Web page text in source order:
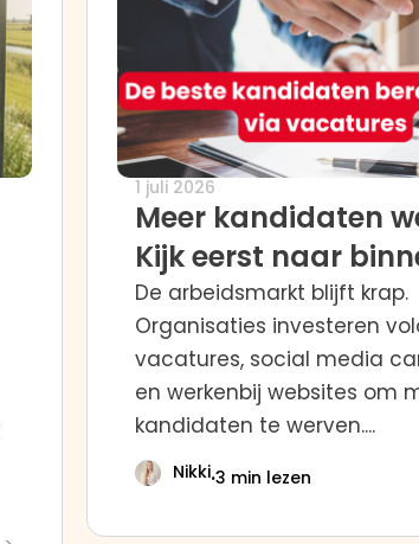
1 juli 2026
Meer kandidaten
Kijk eerst naar
De arbeidsmarkt blijft krap.
Organisaties investeren
vacatures, social media
en werkenbij websites om
kandidaten te werven....
Nikki·3 min lezen